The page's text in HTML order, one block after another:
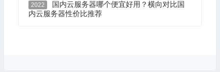
2022
国内云服务器哪个便宜好用？横向对比国
内云服务器性价比推荐